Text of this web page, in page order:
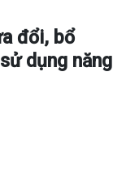
đổi, bổ
dụng năng